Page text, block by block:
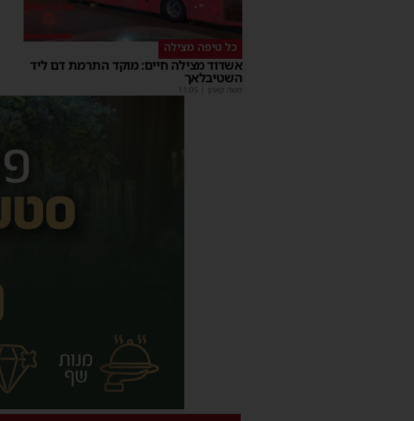
כל טיפה מצילה
אשדוד מצילה חיים: מוקד התרמת דם ליד
השטיבלאך
משה קאהן 11:05